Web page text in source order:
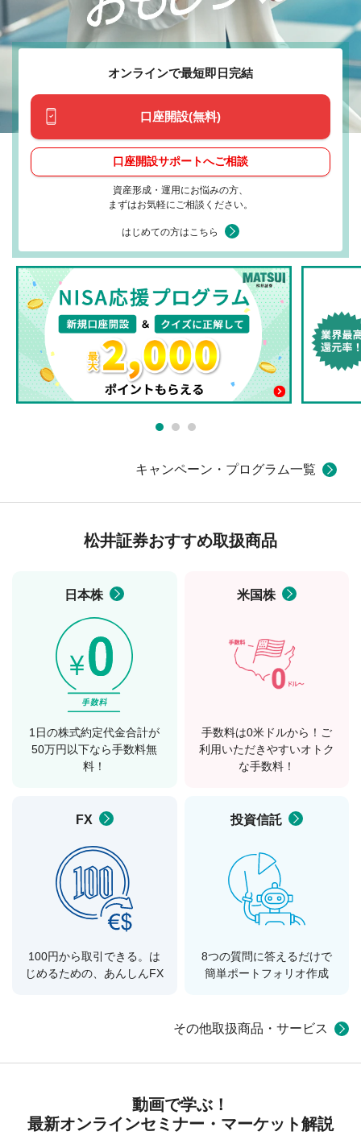
オンラインで最短即日完結
口座開設(無料)
口座開設サポートへご相談
資産形成・運用にお悩みの方、
まずはお気軽にご相談ください。
はじめての方はこちら
キャンペーン・プログラム一覧
松井証券おすすめ取扱商品
日本株
1日の株式約定代金合計が
50万円以下なら手数料無
料！
米国株
手数料は0米ドルから！ご
利用いただきやすいオトク
な手数料！
FX
100円から取引できる。は
じめるための、あんしんFX
投資信託
8つの質問に答えるだけで
簡単ポートフォリオ作成
その他取扱商品・サービス
動画で学ぶ！
最新オンラインセミナー・マーケット解説